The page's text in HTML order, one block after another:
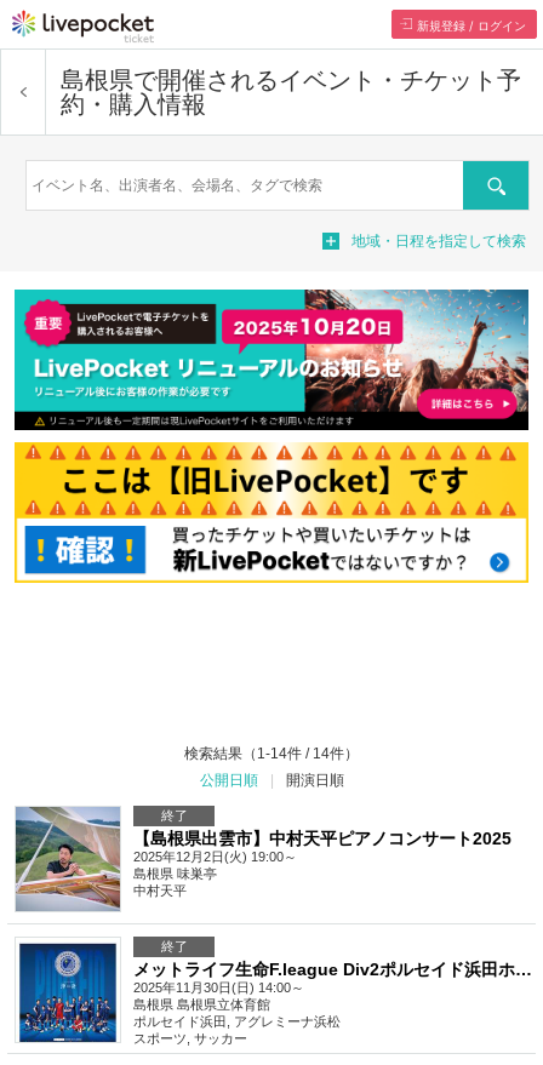
新規登録 / ログイン
島根県で開催されるイベント・チケット予
約・購入情報
検索
地域・日程を指定して検索
検索結果（1-14件 / 14件）
公開日順
開演日順
終了
【島根県出雲市】中村天平ピアノコンサート2025
2025年12月2日(火) 19:00～
島根県 味巣亭
中村天平
終了
メットライフ生命F.league Div2ポルセイド浜田ホームゲーム 第17節 VS アグレミーナ浜松
2025年11月30日(日) 14:00～
島根県 島根県立体育館
ポルセイド浜田, アグレミーナ浜松
スポーツ サッカー